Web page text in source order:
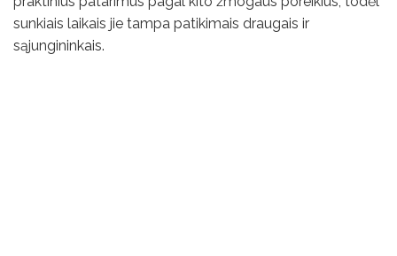
sunkiais laikais jie tampa patikimais draugais ir
sąjungininkais.